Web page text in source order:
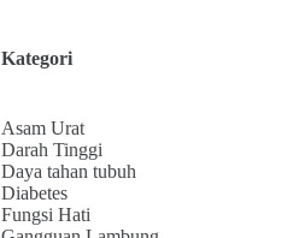
Kategori
Asam Urat
Darah Tinggi
Daya tahan tubuh
Diabetes
Fungsi Hati